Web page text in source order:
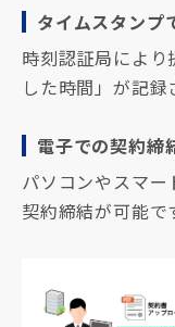
タイムスタンプ
時刻認証局によ
した時間」が記録
電子での契約締
パソコンやスマー
契約締結が可能で